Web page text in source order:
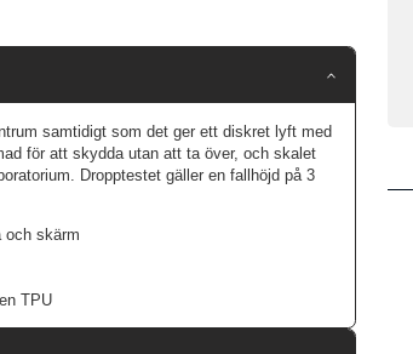
samtidigt som det ger ett diskret lyft med
för att skydda utan att ta över, och skalet
Dropptestet gäller en fallhöjd på 3
och skärm
TPU